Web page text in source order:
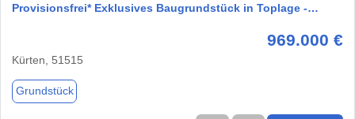
Provisionsfrei* Exklusives Baugrundstück in Toplage -…
969.000 €
Kürten, 51515
Grundstück